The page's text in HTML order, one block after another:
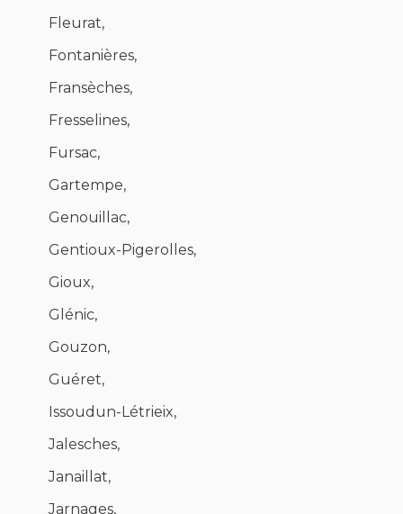
Fleurat,
Fontanières,
Fransèches,
Fresselines,
Fursac,
Gartempe,
Genouillac,
Gentioux-Pigerolles,
Gioux,
Glénic,
Gouzon,
Guéret,
Issoudun-Létrieix,
Jalesches,
Janaillat,
Jarnages,